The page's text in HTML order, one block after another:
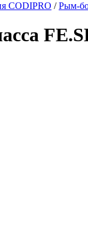
CODIPRO /Рым-